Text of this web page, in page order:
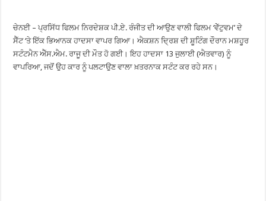
ਚੇਨਈ – ਪ੍ਰਸਿੱਧ ਫਿਲਮ ਨਿਰਦੇਸ਼ਕ ਪੀ.ਏ. ਰੰਜੀਤ ਦੀ ਆਉਣ ਵਾਲੀ ਫਿਲਮ ‘ਵੇੱਟੁਵਮ’ ਦੇ
ਸੈੱਟ ‘ਤੇ ਇੱਕ ਭਿਆਨਕ ਹਾਦਸਾ ਵਾਪਰ ਗਿਆ। ਐਕਸ਼ਨ ਦ੍ਰਿਸ਼ ਦੀ ਸ਼ੂਟਿੰਗ ਦੌਰਾਨ ਮਸ਼ਹੂਰ
ਸਟੰਟਮੈਨ ਐੱਸ.ਐਮ. ਰਾਜੂ ਦੀ ਮੌਤ ਹੋ ਗਈ। ਇਹ ਹਾਦਸਾ 13 ਜੁਲਾਈ (ਐਤਵਾਰ) ਨੂੰ
ਵਾਪਰਿਆ, ਜਦੋਂ ਉਹ ਕਾਰ ਨੂੰ ਪਲਟਾਉਣ ਵਾਲਾ ਖ਼ਤਰਨਾਕ ਸਟੰਟ ਕਰ ਰਹੇ ਸਨ।